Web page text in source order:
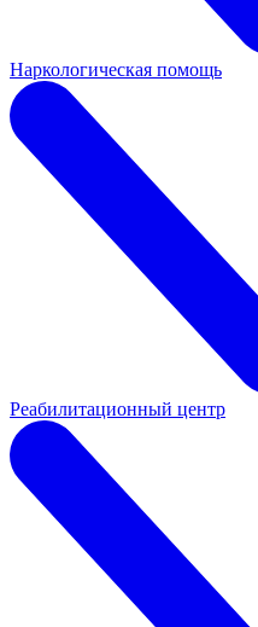
Наркологическая помощь
Реабилитационный центр